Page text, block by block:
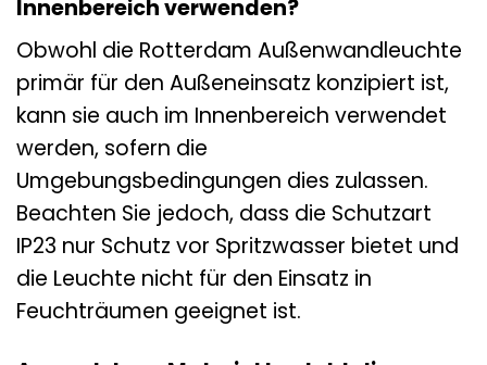
Innenbereich verwenden?
Obwohl die Rotterdam Außenwandleuchte
primär für den Außeneinsatz konzipiert ist,
kann sie auch im Innenbereich verwendet
werden, sofern die
Umgebungsbedingungen dies zulassen.
Beachten Sie jedoch, dass die Schutzart
IP23 nur Schutz vor Spritzwasser bietet und
die Leuchte nicht für den Einsatz in
Feuchträumen geeignet ist.